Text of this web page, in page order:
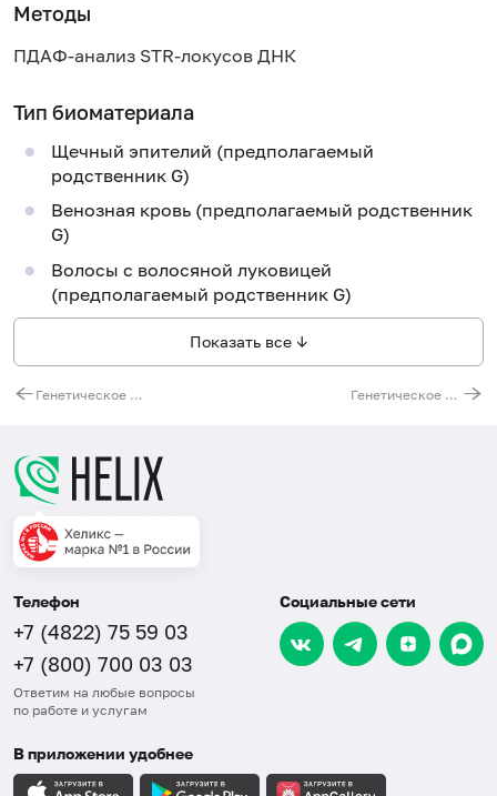
Методы
ПДАФ-анализ STR-локусов ДНК
Тип биоматериала
Щечный эпителий (предполагаемый
родственник G)
Венозная кровь (предполагаемый родственник
G)
Волосы с волосяной луковицей
(предполагаемый родственник G)
Показать все ↓
Генетическое установление близкого родства (дядя/тетя - племянник/племянница; бабушка/дедушка - внук/внучка; брат/сестра - брат/сестра) Генетическое установление родства, тестирование Х-хромосомы (2 участника:бабушка по линии отца – внучка, сводные сестры по отцу)
Телефон
+7 (4822) 75 59 03
+7 (800) 700 03 03
Ответим на любые вопросы
по работе и услугам
Социальные сети
В приложении удобнее